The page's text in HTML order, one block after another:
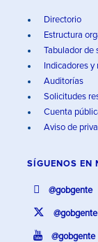
Directorio
Estructura
Tabulador de
Indicadores y
Auditorías
Solicitudes
Cuenta
Aviso de
SÍGUENOS EN
@gobgente
@gobgente
@gobgente